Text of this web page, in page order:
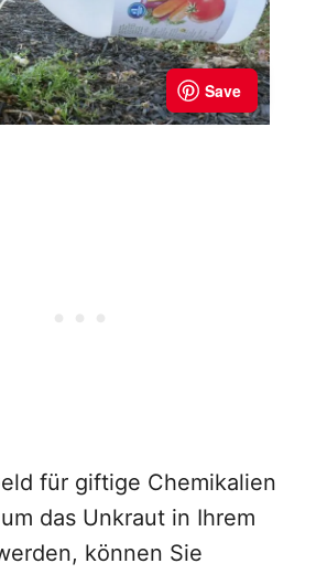
für giftige Chemikalien
das Unkraut in Ihrem
können Sie